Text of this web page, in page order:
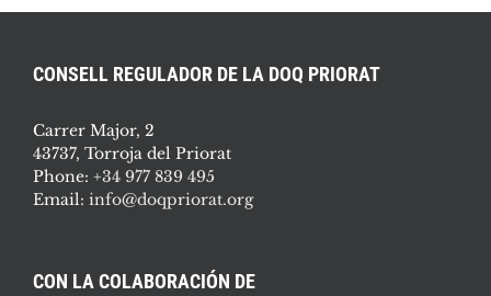
CONSELL REGULADOR DE LA DOQ PRIORAT
Carrer Major, 2
43737, Torroja del Priorat
Phone: +34 977 839 495
Email: info@doqpriorat.org
CON LA COLABORACIÓN DE